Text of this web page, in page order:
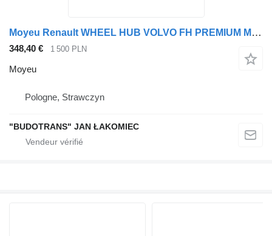
Moyeu Renault WHEEL HUB VOLVO FH PREMIUM MAGNUM DXI TYLNA pour tracteur routier Renault VOLVO
348,40 € 1 500 PLN
Moyeu
Pologne, Strawczyn
"BUDOTRANS" JAN ŁAKOMIEC